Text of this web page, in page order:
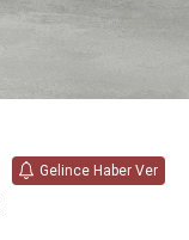
Gelince Haber Ver